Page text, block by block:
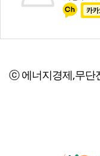
ⓒ 에너지경제,무단